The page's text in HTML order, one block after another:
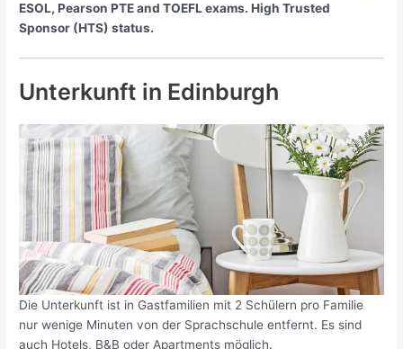
ESOL, Pearson PTE and TOEFL exams. High Trusted
Sponsor (HTS) status.
Unterkunft in Edinburgh
Die Unterkunft ist in Gastfamilien mit 2 Schülern pro Familie
nur wenige Minuten von der Sprachschule entfernt. Es sind
auch Hotels, B&B oder Apartments möglich.